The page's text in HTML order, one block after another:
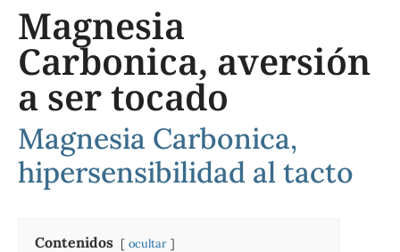
Magnesia
Carbonica, aversión
a ser tocado
Magnesia Carbonica,
hipersensibilidad al tacto
Contenidos ocultar